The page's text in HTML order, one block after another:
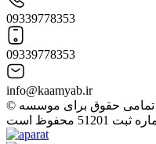
09339778353
09339778353
info@kaamyab.ir
© آخرین بروز رسانی خرداد 1405 | تمامی حقوق برای موسسه